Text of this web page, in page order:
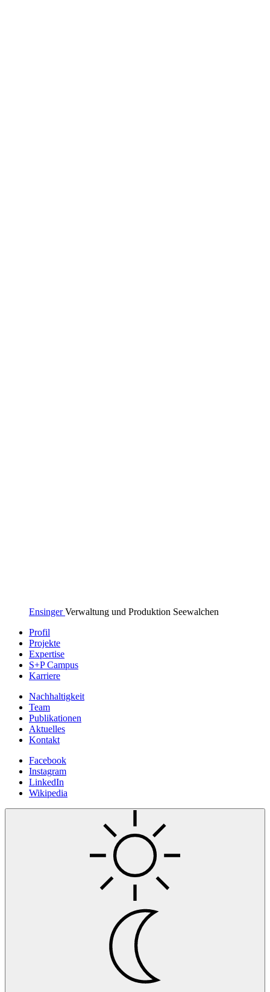
Ensinger Verwaltung und Produktion Seewalchen
Profil
Projekte
Expertise
S+P Campus
Karriere
Nachhaltigkeit
Team
Publikationen
Aktuelles
Kontakt
Facebook
Instagram
LinkedIn
Wikipedia